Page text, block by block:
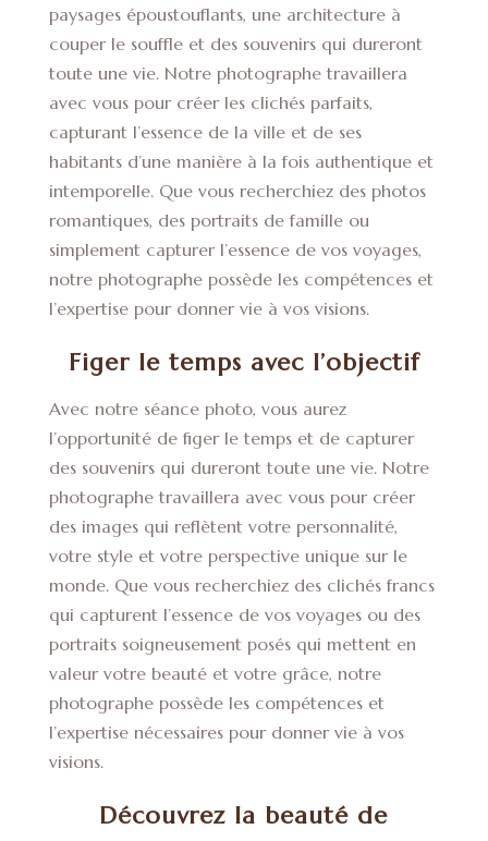
paysages époustouflants, une architecture à
couper le souffle et des souvenirs qui dureront
toute une vie. Notre photographe travaillera
avec vous pour créer les clichés parfaits,
capturant l’essence de la ville et de ses
habitants d’une manière à la fois authentique et
intemporelle. Que vous recherchiez des photos
romantiques, des portraits de famille ou
simplement capturer l’essence de vos voyages,
notre photographe possède les compétences et
l’expertise pour donner vie à vos visions.
Figer le temps avec l’objectif
Avec notre séance photo, vous aurez
l’opportunité de figer le temps et de capturer
des souvenirs qui dureront toute une vie. Notre
photographe travaillera avec vous pour créer
des images qui reflètent votre personnalité,
votre style et votre perspective unique sur le
monde. Que vous recherchiez des clichés francs
qui capturent l’essence de vos voyages ou des
portraits soigneusement posés qui mettent en
valeur votre beauté et votre grâce, notre
photographe possède les compétences et
l’expertise nécessaires pour donner vie à vos
visions.
Découvrez la beauté de